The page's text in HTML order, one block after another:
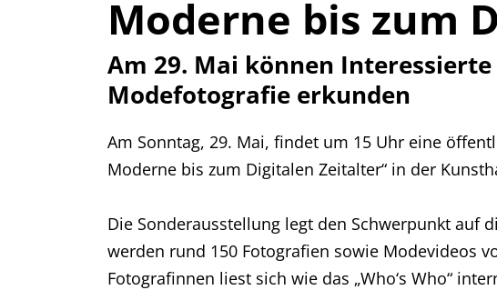
Moderne bis zum
Am 29. Mai können
Modefotografie erkunden
Am Sonntag, 29. Mai, findet um 15 Uhr eine
Moderne bis zum Digitalen Zeitalter“ in der
Die Sonderausstellung legt den Schwerpunkt auf
werden rund 150 Fotografien sowie Modevideos
Fotografinnen liest sich wie das „Who‘s Who“